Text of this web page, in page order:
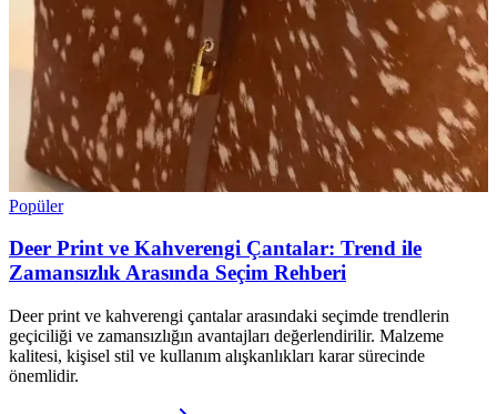
Popüler
Deer Print ve Kahverengi Çantalar: Trend ile
Zamansızlık Arasında Seçim Rehberi
Deer print ve kahverengi çantalar arasındaki seçimde trendlerin
geçiciliği ve zamansızlığın avantajları değerlendirilir. Malzeme
kalitesi, kişisel stil ve kullanım alışkanlıkları karar sürecinde
önemlidir.